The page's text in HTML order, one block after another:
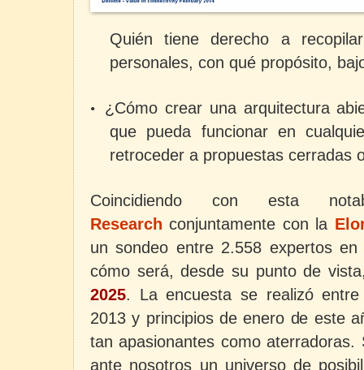
Quién tiene derecho a
personales, con qué propósito,
•
¿Cómo crear una arquitectura
que pueda funcionar en
retroceder a propuestas cerradas
Coincidiendo con esta
Research conjuntamente con la
un sondeo entre 2.558 expertos
cómo será, desde su punto de
2025. La encuesta se realizó
2013 y principios de enero de este
tan apasionantes como
ante nosotros un universo de